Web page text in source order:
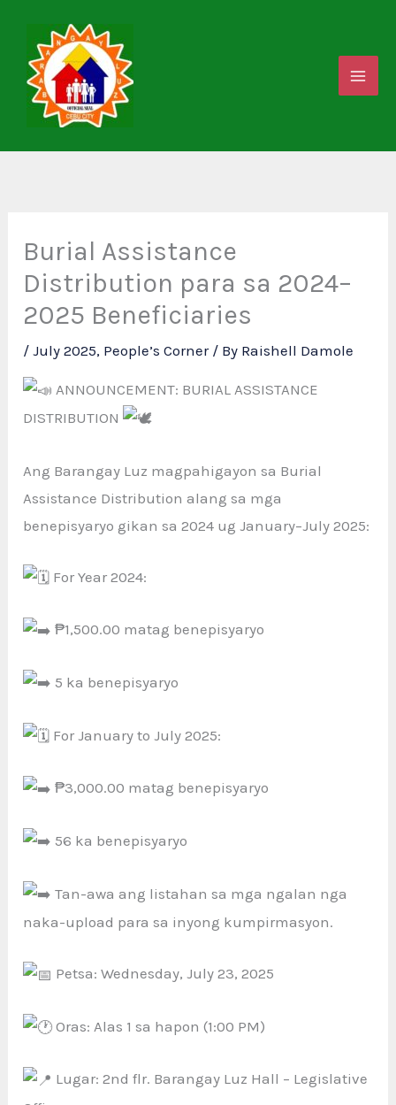
content
Burial Assistance
Distribution para sa 2024–
2025 Beneficiaries
/July 2025, People’s Corner/ By Raishell Damole
ANNOUNCEMENT: BURIAL ASSISTANCE
DISTRIBUTION
Ang Barangay Luz magpahigayon sa Burial
Assistance Distribution alang sa mga
benepisyaryo gikan sa 2024 ug January–July 2025:
For Year 2024:
₱1,500.00 matag benepisyaryo
5 ka benepisyaryo
For January to July 2025:
₱3,000.00 matag benepisyaryo
56 ka benepisyaryo
Tan-awa ang listahan sa mga ngalan nga
naka-upload para sa inyong kumpirmasyon.
Petsa: Wednesday, July 23, 2025
Oras: Alas 1 sa hapon (1:00 PM)
Lugar: 2nd flr. Barangay Luz Hall – Legislative